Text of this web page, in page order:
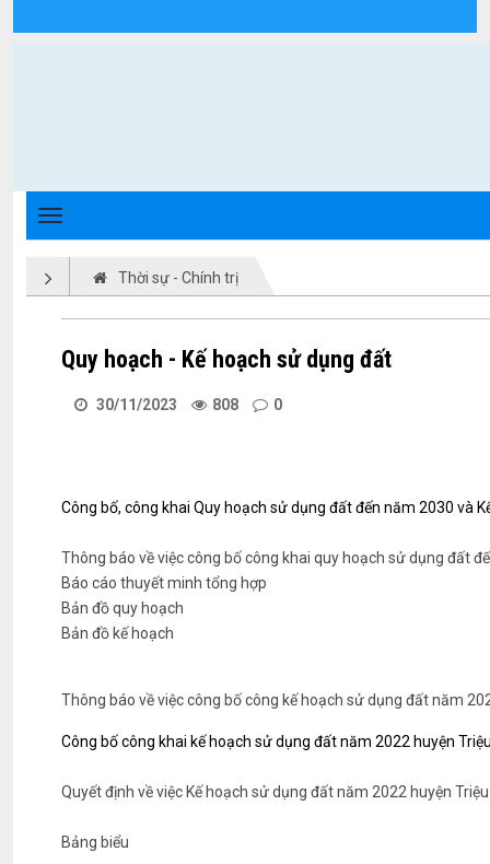
Thời sự - Chính trị
Quy hoạch - Kế hoạch sử dụng đất
30/11/2023 808 0
Công bố, công khai Quy hoạch sử dụng đất đến năm 2030 và
Thông báo về việc công bố công khai quy hoạch sử dụng đất
Báo cáo thuyết minh tổng hợp
Bản đồ quy hoạch
Bản đồ kế hoạch
Thông báo về việc công bố công kế hoạch sử dụng đất năm
Công bố công khai kế hoạch sử dụng đất năm 2022 huyện
Quyết định về việc Kế hoạch sử dụng đất năm 2022 huyện
Bảng biểu